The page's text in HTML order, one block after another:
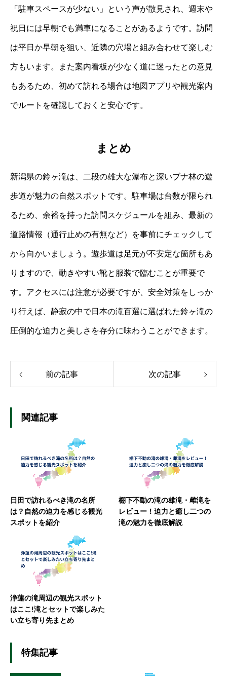
「駐車スペースが少ない」という声が散見され、週末や
祝日には早朝でも満車になることがあるようです。訪問
は平日か早朝を狙い、近隣の穴場と組み合わせて楽しむ
方もいます。また案内看板が少なく道に迷ったとの意見
もあるため、初めて訪れる場合は地図アプリや観光案内
でルートを確認しておくと安心です。
まとめ
新潟県の鈴ヶ滝は、二段の雄大な瀑布と深いブナ林の遊
歩道が魅力の自然スポットです。駐車場は台数が限られ
るため、余裕を持った訪問スケジュールを組み、最新の
道路情報（通行止めの有無など）を事前にチェックして
から向かいましょう。遊歩道は足元が不安定な箇所もあ
りますので、動きやすい靴と服装で臨むことが重要で
す。アクセスには注意が必要ですが、安全対策をしっか
り行えば、静寂の中で日本の滝百選に選ばれた鈴ヶ滝の
圧倒的な迫力と美しさを存分に味わうことができます。
前の記事 次の記事
関連記事
日田で訪れるべき滝の名所
は？自然の迫力を感じる観光
スポットを紹介
棚下不動の滝の雄滝・雌滝を
レビュー！迫力と癒し二つの
滝の魅力を徹底解説
浄蓮の滝周辺の観光スポット
はここ!滝とセットで楽しみた
い立ち寄り先まとめ
特集記事